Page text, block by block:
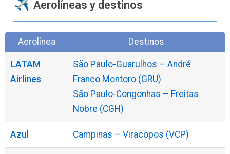
Aerolíneas y destinos
Aerolínea Destinos
LATAM
Airlines
São Paulo-Guarulhos – André
Franco Montoro (GRU)
São Paulo-Congonhas – Freitas
Nobre (CGH)
Azul Campinas – Viracopos (VCP)